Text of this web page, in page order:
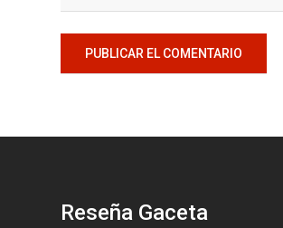
Reseña Gaceta